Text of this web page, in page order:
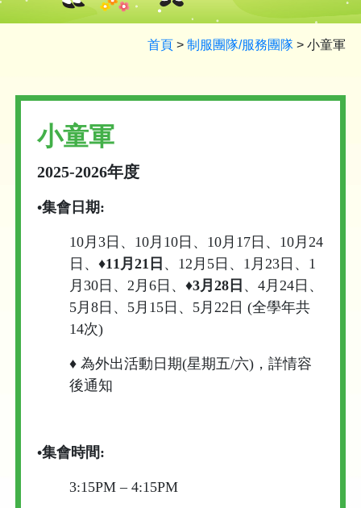
首頁 > 制服團隊/服務團隊 > 小童軍
小童軍
2025-2026年度
•集會日期:
10月3日、10月10日、10月17日、10月24
日、 ♦11月21日 、12月5日、1月23日、1
月30日、2月6日、 ♦3月28日 、4月24日、
5月8日、5月15日、5月22日 (全學年共
14次)
♦ 為外出活動日期(星期五/六)，詳情容
後通知
•集會時間:
3:15PM – 4:15PM